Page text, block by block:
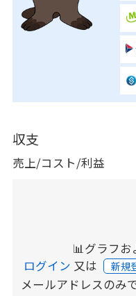
収支
売上/コスト/利益
📊グラフお
ログイン 又は 新規
メールアドレスのみ